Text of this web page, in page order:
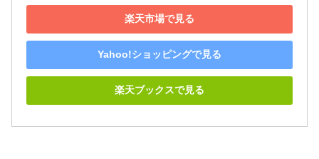
楽天市場で見る
Yahoo!ショッピングで見る
楽天ブックスで見る